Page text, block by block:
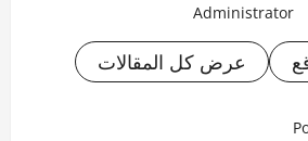
Administrator
عرض كل المقالات